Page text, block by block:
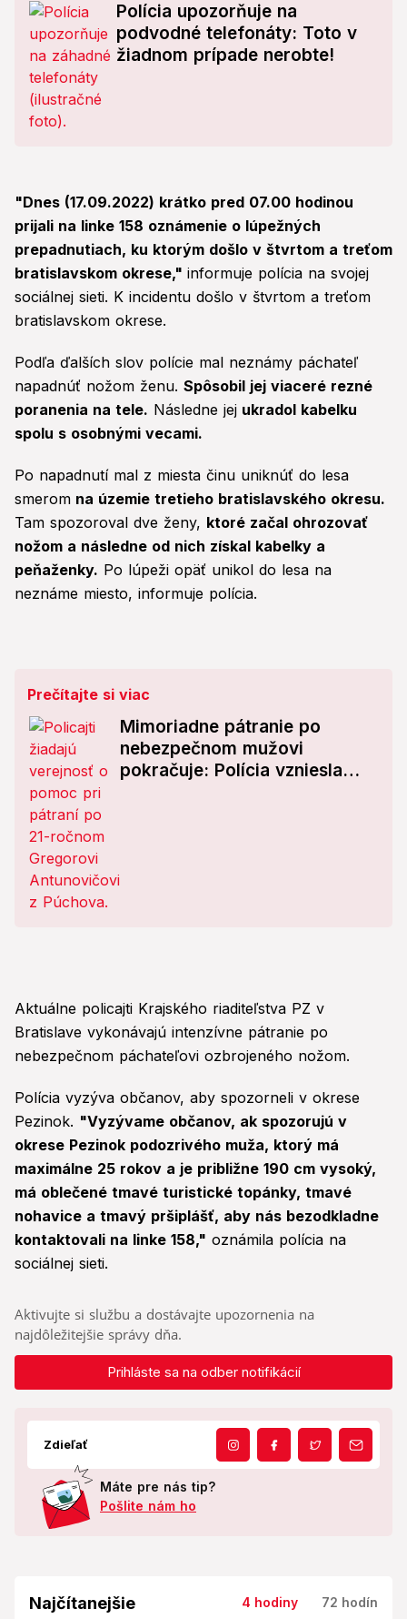
Polícia upozorňuje na
podvodné telefonáty: Toto v
žiadnom prípade nerobte!
"Dnes (17.09.2022) krátko pred 07.00 hodinou
prijali na linke 158 oznámenie o lúpežných
prepadnutiach, ku ktorým došlo v štvrtom a treťom
bratislavskom okrese," informuje polícia na svojej
sociálnej sieti. K incidentu došlo v štvrtom a treťom
bratislavskom okrese.
Podľa ďalších slov polície mal neznámy páchateľ
napadnúť nožom ženu. Spôsobil jej viaceré rezné
poranenia na tele. Následne jej ukradol kabelku
spolu s osobnými vecami.
Po napadnutí mal z miesta činu uniknúť do lesa
smerom na územie tretieho bratislavského okresu.
Tam spozoroval dve ženy, ktoré začal ohrozovať
nožom a následne od nich získal kabelky a
peňaženky. Po lúpeži opäť unikol do lesa na
neznáme miesto, informuje polícia.
Prečítajte si viac
Mimoriadne pátranie po
nebezpečnom mužovi
pokračuje: Polícia vzniesla
Aktuálne policajti Krajského riaditeľstva PZ v
Bratislave vykonávajú intenzívne pátranie po
nebezpečnom páchateľovi ozbrojeného nožom.
Polícia vyzýva občanov, aby spozorneli v okrese
Pezinok. "Vyzývame občanov, ak spozorujú v
okrese Pezinok podozrivého muža, ktorý má
maximálne 25 rokov a je približne 190 cm vysoký,
má oblečené tmavé turistické topánky, tmavé
nohavice a tmavý pršiplášť, aby nás bezodkladne
kontaktovali na linke 158," oznámila polícia na
sociálnej sieti.
Aktivujte si službu a dostávajte upozornenia na
najdôležitejšie správy dňa.
Prihláste sa na odber notifikácií
Zdieľať
Máte pre nás tip?
Pošlite nám ho
Najčítanejšie 4 hodiny 72 hodín